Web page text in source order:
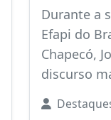
Durante a
Efapi do
Chapecó,
discurso